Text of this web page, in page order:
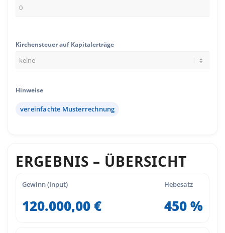
Kirchensteuer auf Kapitalerträge
Hinweise
vereinfachte Musterrechnung
ERGEBNIS – ÜBERSICHT
Gewinn (Input)
120.000,00 €
Hebesatz
450 %